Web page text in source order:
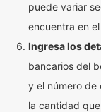
puede variar
encuentra en
Ingresa los
bancarios del
y el número de
la cantidad